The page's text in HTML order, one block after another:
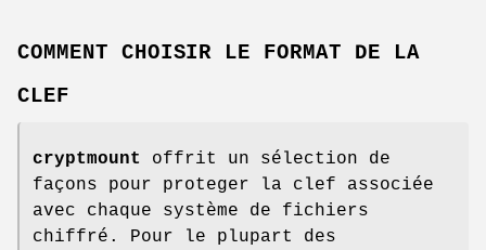
COMMENT CHOISIR LE FORMAT DE LA
CLEF
cryptmount
offrit un sélection de
façons pour proteger la clef associée
avec chaque système de fichiers
chiffré. Pour le plupart des